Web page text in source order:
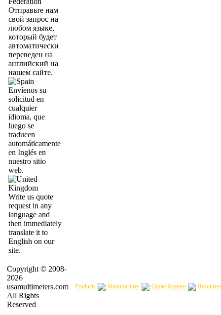
Отправьте нам
свой запрос на
любом языке,
который будет
автоматически
переведен на
английский на
нашем сайте.
Envíenos su
solicitud en
cualquier
idioma, que
luego se
traducen
automáticamente
en Inglés en
nuestro sitio
web.
Write us quote
request in any
language and
then immediately
translate it to
English on our
site.
Copyright © 2008-
2026
usamultimeters.com
All Rights
Reserved
Products Manufactures Quote Request